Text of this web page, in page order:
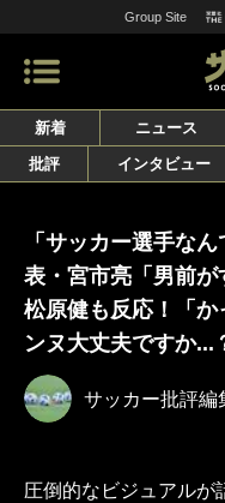
Group Site
新着 ニュース
批評
インタビュー
「サッカー選手な
表・宮市亮「男前が
松原健も反応！「
ンヌ大丈夫ですか...
サッカー批評編
圧倒的なビジュアル